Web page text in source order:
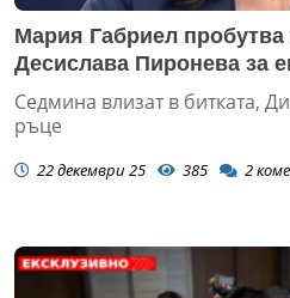
Мария Габриел пробутва
Десислава Пиронева за
Седмина влизат в битката,
ръце
22 декември 25 385 2